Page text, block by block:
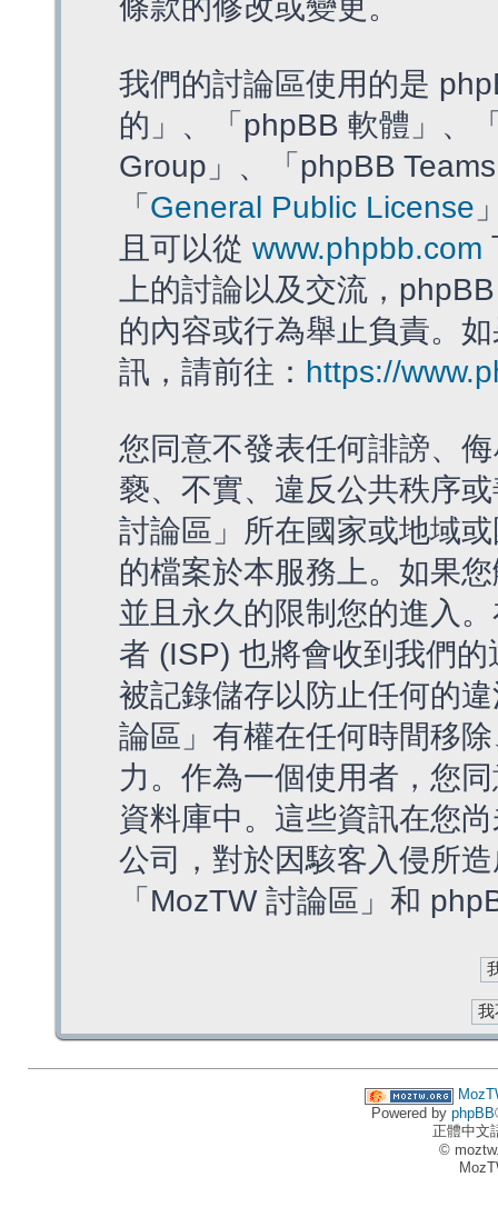
條款的修改或變更。
我們的討論區使用的是
的」、「phpBB 軟體」、
Group」、「phpBB
「 General Public License
且可以從 www.phpbb.com
上的討論以及交流，
的內容或行為舉止負責。
訊，請前往： https://
您同意不發表任何誹謗、
褻、不實、違反公共秩序
討論區」所在國家或地域
的檔案於本服務上。如果
並且永久的限制您的進入
者 (ISP) 也將會收到我們
被記錄儲存以防止任何的
論區」有權在任何時間移
力。作為一個使用者，您
資料庫中。這些資訊在您
公司，對於因駭客入侵所
「MozTW 討論區」和
Powered by phpBB
正體中文
©